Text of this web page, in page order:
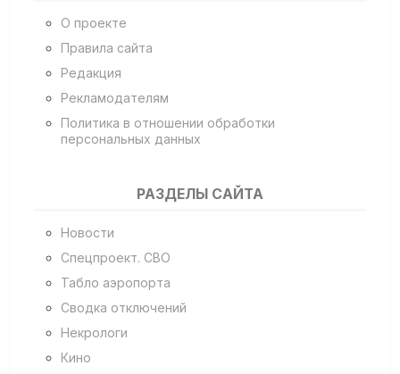
О проекте
Правила сайта
Редакция
Рекламодателям
Политика в отношении обработки
персональных данных
РАЗДЕЛЫ САЙТА
Новости
Спецпроект. СВО
Табло аэропорта
Сводка отключений
Некрологи
Кино